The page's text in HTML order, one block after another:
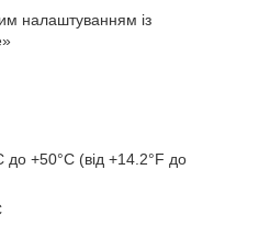
налаштуванням із
до +50°C (від +14.2°F до